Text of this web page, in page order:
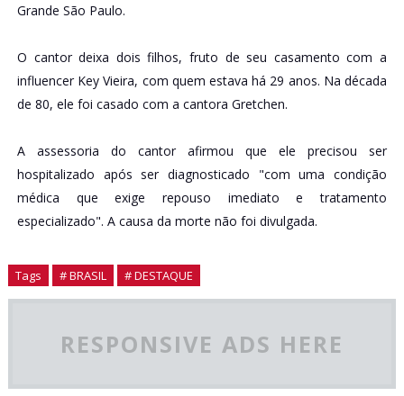
Grande São Paulo.
O cantor deixa dois filhos, fruto de seu casamento com a
influencer Key Vieira, com quem estava há 29 anos. Na década
de 80, ele foi casado com a cantora Gretchen.
A assessoria do cantor afirmou que ele precisou ser
hospitalizado após ser diagnosticado "com uma condição
médica que exige repouso imediato e tratamento
especializado". A causa da morte não foi divulgada.
Tags # BRASIL # DESTAQUE
RESPONSIVE ADS HERE